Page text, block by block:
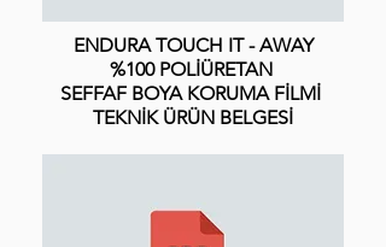
ENDURATOUCH IT - AWAY
%100 POLİÜRETAN
SEFFAF BOYA KORUMA FİLMİ
TEKNİK ÜRÜN BELGESİ